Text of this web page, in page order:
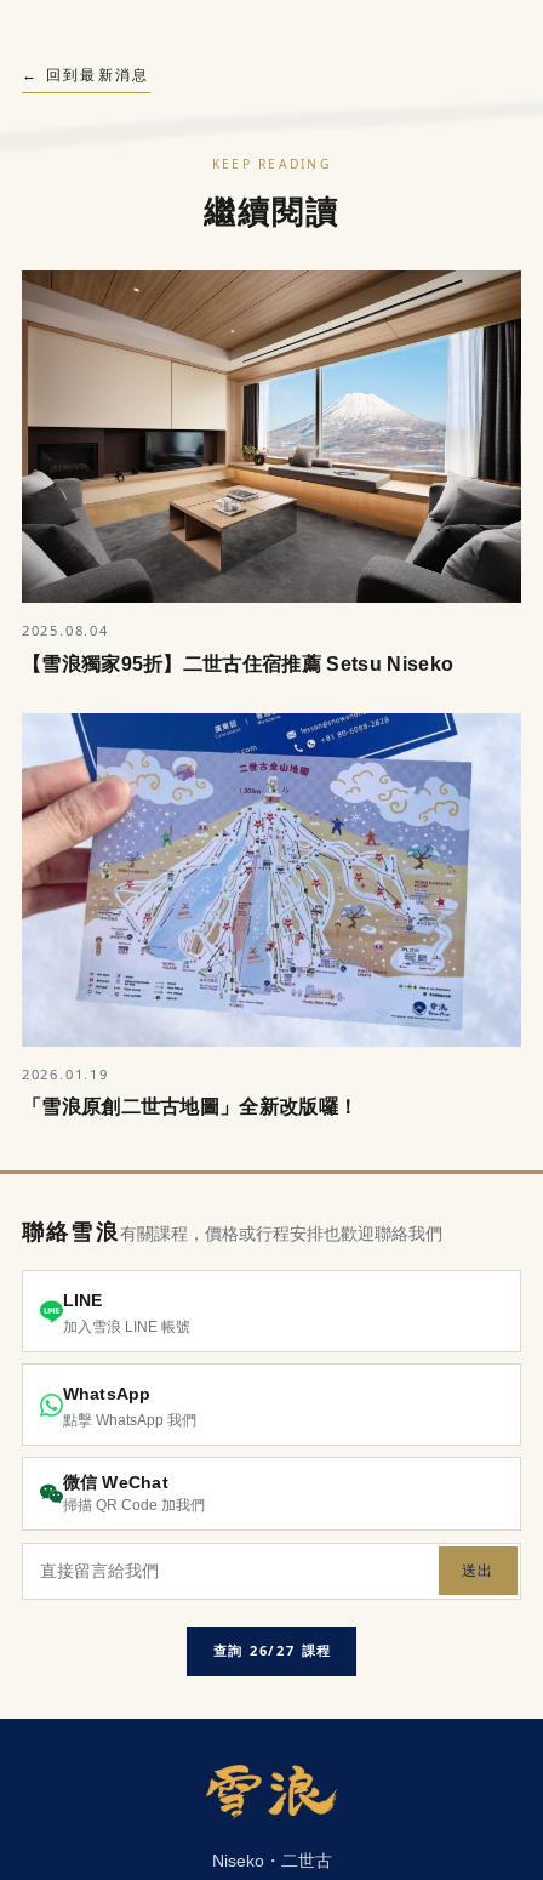
← 回到最新消息
KEEP READING
繼續閱讀
2025.08.04
【雪浪獨家95折】二世古住宿推薦 Setsu Niseko
2026.01.19
「雪浪原創二世古地圖」全新改版囉！
聯絡雪浪 有關課程，價格或行程安排也歡迎聯絡我們
LINE
加入雪浪 LINE 帳號
WhatsApp
點擊 WhatsApp 我們
微信 WeChat
掃描 QR Code 加我們
送出
查詢 26/27 課程
Niseko・二世古